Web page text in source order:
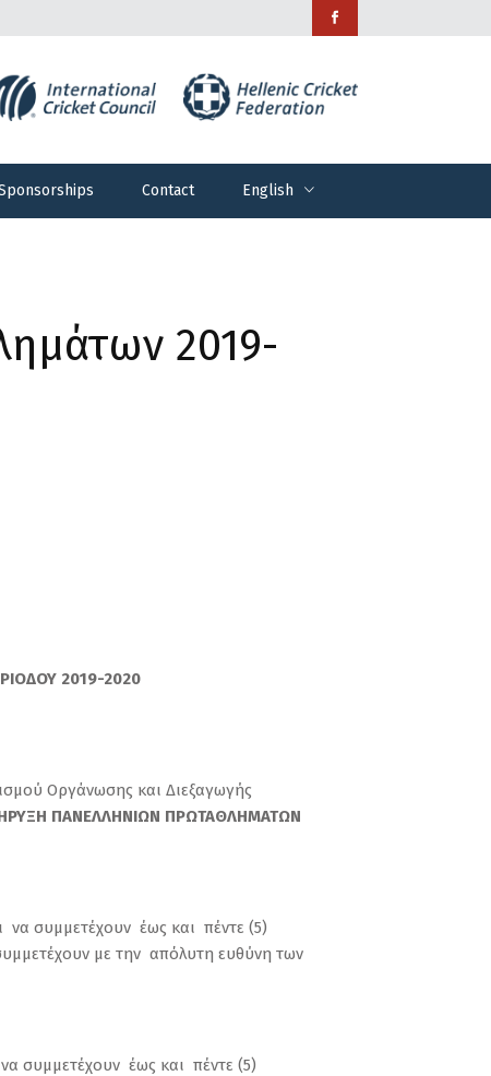
Contact English
2019-
2019-2020
Οργάνωσης και Διεξαγωγής
ΠΑΝΕΛΛΗΝΙΩΝ ΠΡΩΤΑΘΛΗΜΑΤΩΝ
συμμετέχουν έως και πέντε (5)
με την απόλυτη ευθύνη των
συμμετέχουν έως και πέντε (5)